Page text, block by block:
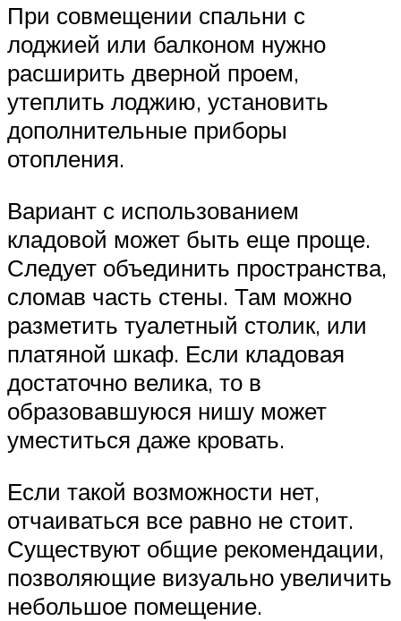
При совмещении спальни с
лоджией или балконом нужно
расширить дверной проем,
утеплить лоджию, установить
дополнительные приборы
отопления.
Вариант с использованием
кладовой может быть еще проще.
Следует объединить пространства,
сломав часть стены. Там можно
разметить туалетный столик, или
платяной шкаф. Если кладовая
достаточно велика, то в
образовавшуюся нишу может
уместиться даже кровать.
Если такой возможности нет,
отчаиваться все равно не стоит.
Существуют общие рекомендации,
позволяющие визуально увеличить
небольшое помещение.